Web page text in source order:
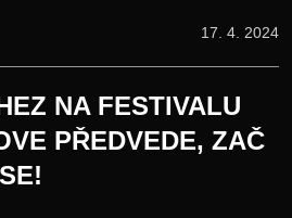
17. 4. 2024
NA FESTIVALU
PŘEDVEDE, ZAČ